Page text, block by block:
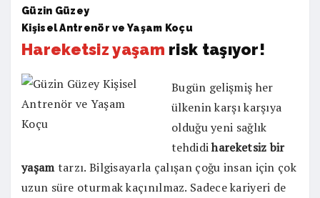
Güzin Güzey
Kişisel Antrenör ve Yaşam Koçu
Hareketsiz yaşam risk taşıyor!
Bugün gelişmiş her
ülkenin karşı karşıya
olduğu yeni sağlık
tehdidihareketsiz bir
yaşamtarzı. Bilgisayarla çalışan çoğu insan için çok
uzun süre oturmak kaçınılmaz. Sadece kariyeri de